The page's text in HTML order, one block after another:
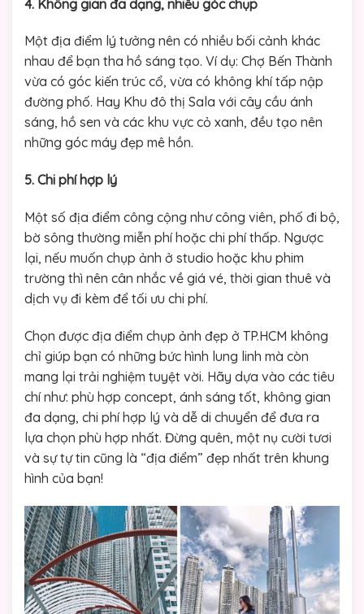
4. Không gian đa dạng, nhiều góc chụp
Một địa điểm lý tưởng nên có nhiều bối cảnh khác
nhau để bạn tha hồ sáng tạo. Ví dụ: Chợ Bến Thành
vừa có góc kiến trúc cổ, vừa có không khí tấp nập
đường phố. Hay Khu đô thị Sala với cây cầu ánh
sáng, hồ sen và các khu vực cỏ xanh, đều tạo nên
những góc máy đẹp mê hồn.
5. Chi phí hợp lý
Một số địa điểm công cộng như công viên, phố đi bộ,
bờ sông thường miễn phí hoặc chi phí thấp. Ngược
lại, nếu muốn chụp ảnh ở studio hoặc khu phim
trường thì nên cân nhắc về giá vé, thời gian thuê và
dịch vụ đi kèm để tối ưu chi phí.
Chọn được địa điểm chụp ảnh đẹp ở TP.HCM không
chỉ giúp bạn có những bức hình lung linh mà còn
mang lại trải nghiệm tuyệt vời. Hãy dựa vào các tiêu
chí như: phù hợp concept, ánh sáng tốt, không gian
đa dạng, chi phí hợp lý và dễ di chuyển để đưa ra
lựa chọn phù hợp nhất. Đừng quên, một nụ cười tươi
và sự tự tin cũng là “địa điểm” đẹp nhất trên khung
hình của bạn!